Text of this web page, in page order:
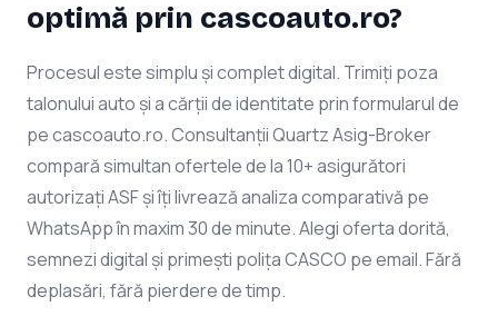
optimă prin cascoauto.ro?
Procesul este simplu și complet digital. Trimiți poza
talonului auto și a cărții de identitate prin formularul de
pe cascoauto.ro. Consultanții Quartz Asig-Broker
compară simultan ofertele de la 10+ asigurători
autorizați ASF și îți livrează analiza comparativă pe
WhatsApp în maxim 30 de minute. Alegi oferta dorită,
semnezi digital și primești polița CASCO pe email. Fără
deplasări, fără pierdere de timp.